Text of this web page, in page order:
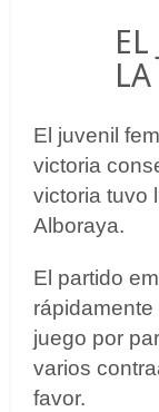
El juvenil
victoria
victoria tuvo
Alboraya.
El partido
juego por
varios
favor.